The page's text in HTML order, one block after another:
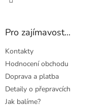
Pro zajímavost...
Kontakty
Hodnocení obchodu
Doprava a platba
Detaily o přepravcích
Jak balíme?